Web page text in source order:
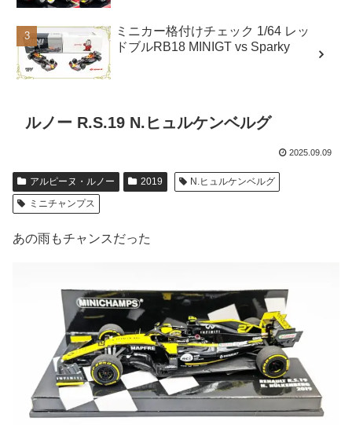
ミニカー格付けチェック 1/64 レッ
ドブルRB18 MINIGT vs Sparky
ルノー R.S.19 N.ヒュルケンベルグ
2025.09.09
アルピーヌ・ルノー 2019
N.ヒュルケンベルグ
ミニチャンプス
あの雨もチャンスだった